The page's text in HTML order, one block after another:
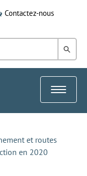
Contactez-nous
dans
Toggle
et routes
en 2020